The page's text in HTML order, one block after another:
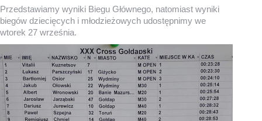
Przedstawiamy wyniki Biegu Głównego, natomiast wyniki
biegów dziecięcych i młodzieżowych udostępnimy we
wtorek 27 września.